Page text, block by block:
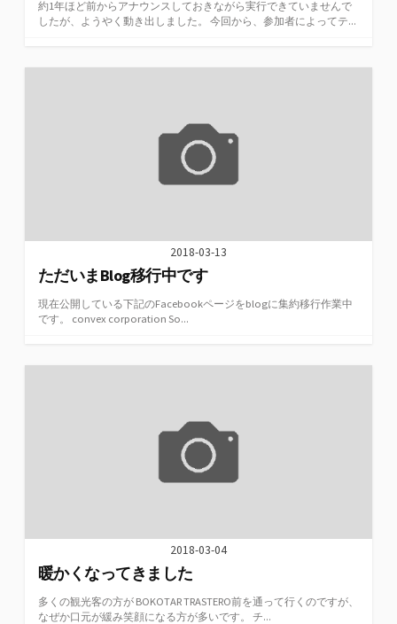
約1年ほど前からアナウンスしておきながら実行できていませんで
したが、ようやく動き出しました。 今回から、参加者によってテ...
2018-03-13
ただいまBlog移行中です
現在公開している下記のFacebookページをblogに集約移行作業中
です。 convex corporation So...
2018-03-04
暖かくなってきました
多くの観光客の方が BOKOTAR TRASTERO前を通って行くのですが、
なぜか口元が緩み笑顔になる方が多いです。 チ...